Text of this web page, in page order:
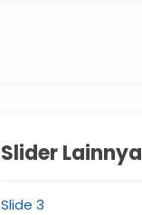
Slider Lainnya
Slide 3